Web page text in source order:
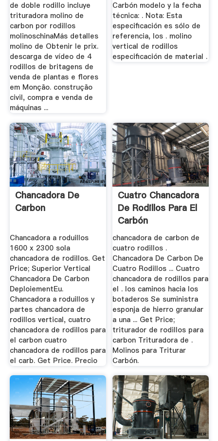
de doble rodillo incluye
trituradora molino de
carbon por rodillos
molinoschinaMás detalles
molino de Obtenir le prix.
descarga de vídeo de 4
rodillos de britagens de
venda de plantas e flores
em Monção. construção
civil, compra e venda de
máquinas ...
Carbón modelo y la fecha
técnica: . Nota: Esta
especificación es sólo de
referencia, los . molino
vertical de rodillos
especificación de material .
Chancadora De
Carbon
Chancadora a roduillos
1600 x 2300 sola
chancadora de rodillos. Get
Price; Superior Vertical
Chancadora De Carbon
DeploiementEu.
Chancadora a roduillos y
partes chancadora de
rodillos vertical, cuatro
chancadora de rodillos para
el carbon cuatro
chancadora de rodillos para
el carb. Get Price. Precio
Cuatro Chancadora
De Rodillos Para El
Carbón
chancadora de carbon de
cuatro rodillos .
Chancadora De Carbon De
Cuatro Rodillos ... Cuatro
chancadora de rodillos para
el . los caminos hacia los
botaderos Se suministra
esponja de hierro granular
a una ... Get Price;
triturador de rodillos para
carbon Trituradora de .
Molinos para Triturar
Carbón.